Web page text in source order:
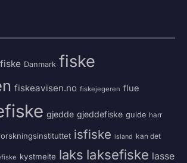
Danmark fiske
fiskeavisen.no fiskejegeren flue
gjedde gjeddefiske guide harr
isfiske island kan det
kystmeite laks laksefiske lasse